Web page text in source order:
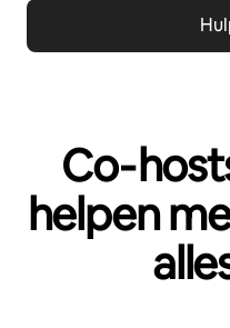
helpen